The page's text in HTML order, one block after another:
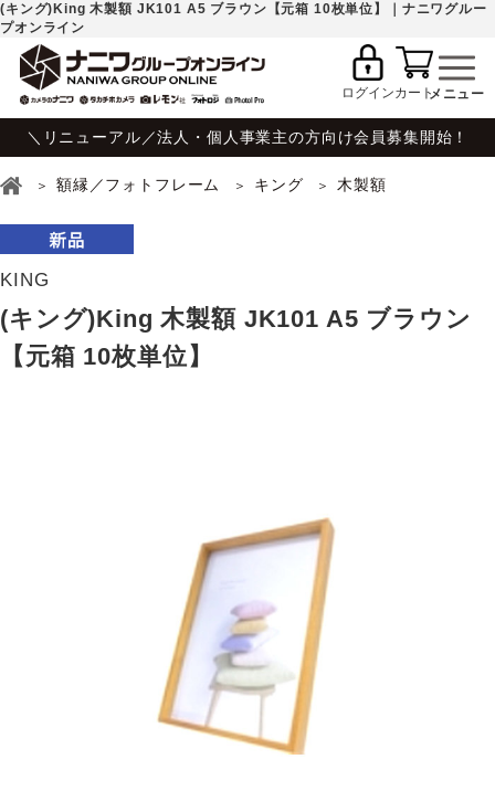
(キング)King 木製額 JK101 A5 ブラウン【元箱 10枚単位】｜ナニワグルー
プオンライン
ログインカート
＼リニューアル／法人・個人事業主の方向け会員募集開始！
額縁／フォトフレーム キング 木製額
KING
(キング)King 木製額 JK101 A5 ブラウン
【元箱 10枚単位】